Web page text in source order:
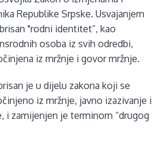
Republike Srpske. Usvajanjem
"rodni identitet“, kao
osoba iz svih odredbi,
iz mržnje i govor mržnje.
je u dijelu zakona koji se
iz mržnje, javno izazivanje i
i zamijenjen je terminom “drugog